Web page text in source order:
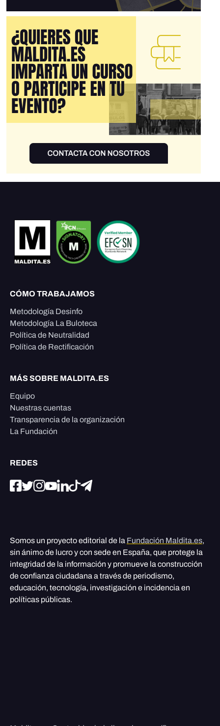
CÓMO TRABAJAMOS
Metodología Desinfo
Metodología La Buloteca
Política de Neutralidad
Política de Rectificación
MÁS SOBRE MALDITA.ES
Equipo
Nuestras cuentas
Transparencia de la organización
La Fundación
REDES
Somos un proyecto editorial de la Fundación Maldita.es,
sin ánimo de lucro y con sede en España, que protege la
integridad de la información y promueve la construcción
de confianza ciudadana a través de periodismo,
educación, tecnología, investigación e incidencia en
políticas públicas.